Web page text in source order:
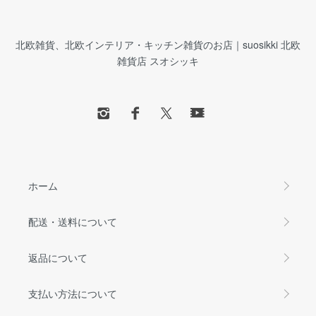
北欧雑貨、北欧インテリア・キッチン雑貨のお店｜suosikki 北欧
雑貨店 スオシッキ
ホーム
配送・送料について
返品について
支払い方法について